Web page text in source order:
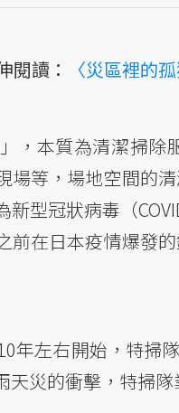
讀： 〈災區裡的
，本質為清潔掃
場等，場地空間的
型冠狀病毒（
前在日本疫情爆發
年左右開始，特掃
災的衝擊，特掃